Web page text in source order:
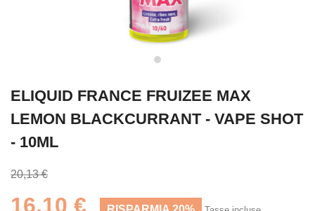
ELIQUID FRANCE FRUIZEE MAX
LEMON BLACKCURRANT - VAPE SHOT
- 10ML
20,13 €
16,10 €